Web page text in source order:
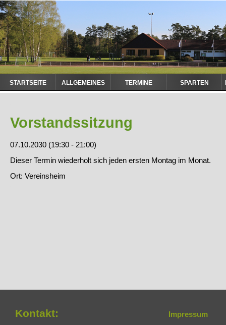
Navigation
überspringen
STARTSEITE ALLGEMEINES TERMINE SPARTEN
Vorstandssitzung
07.10.2030 (19:30 - 21:00)
Dieser Termin wiederholt sich jeden ersten Montag im Monat.
Ort: Vereinsheim
Kontakt:
Impressum